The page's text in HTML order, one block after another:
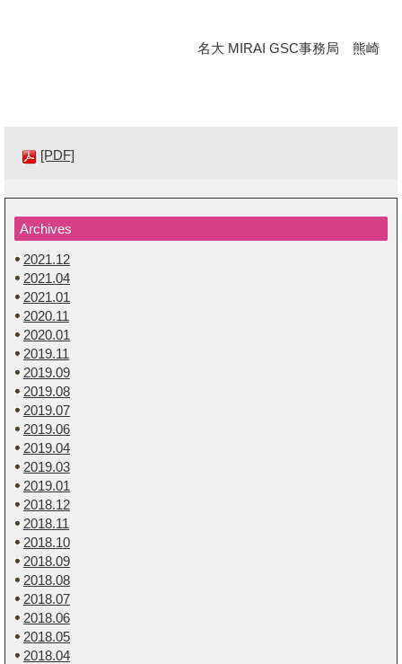
名大 MIRAI GSC事務局 熊崎
[PDF]
Archives
2021.12
2021.04
2021.01
2020.11
2020.01
2019.11
2019.09
2019.08
2019.07
2019.06
2019.04
2019.03
2019.01
2018.12
2018.11
2018.10
2018.09
2018.08
2018.07
2018.06
2018.05
2018.04